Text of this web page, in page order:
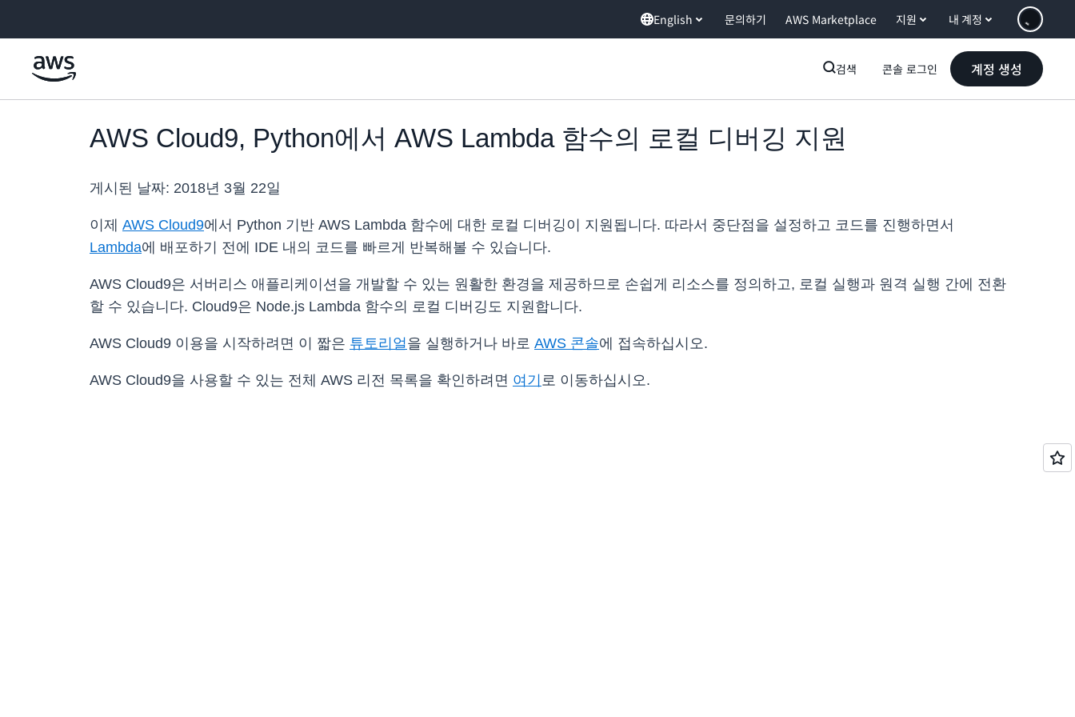
English 문의하기 AWS Marketplace 지원 내 계정
검색 콘솔 로그인 계정 생성
AWS Cloud9, Python에서 AWS Lambda 함수의 로컬 디버깅 지원
게시된 날짜: 2018년 3월 22일
이제 AWS Cloud9에서 Python 기반 AWS Lambda 함수에 대한 로컬 디버깅이 지원됩니다. 따라서 중단점을 설정하고 코드를 진행하면서
Lambda에 배포하기 전에 IDE 내의 코드를 빠르게 반복해볼 수 있습니다.
AWS Cloud9은 서버리스 애플리케이션을 개발할 수 있는 원활한 환경을 제공하므로 손쉽게 리소스를 정의하고, 로컬 실행과 원격 실행 간에 전환
할 수 있습니다. Cloud9은 Node.js Lambda 함수의 로컬 디버깅도 지원합니다.
AWS Cloud9 이용을 시작하려면 이 짧은 튜토리얼 을 실행하거나 바로 AWS 콘솔에 접속하십시오.
AWS Cloud9을 사용할 수 있는 전체 AWS 리전 목록을 확인하려면 여기 로 이동하십시오.